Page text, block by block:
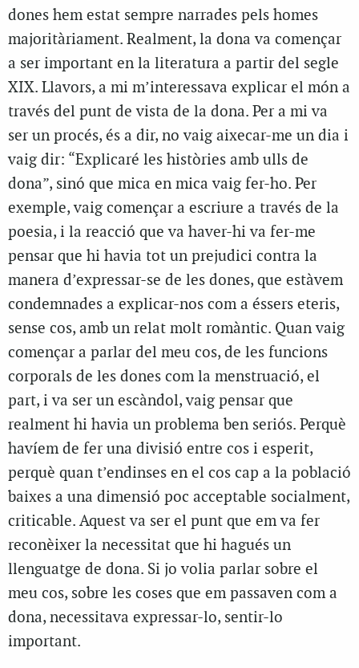
dones hem estat sempre narrades pels homes
majoritàriament. Realment, la dona va començar
a ser important en la literatura a partir del segle
XIX. Llavors, a mi m’interessava explicar el món a
través del punt de vista de la dona. Per a mi va
ser un procés, és a dir, no vaig aixecar-me un dia i
vaig dir: “Explicaré les històries amb ulls de
dona”, sinó que mica en mica vaig fer-ho. Per
exemple, vaig començar a escriure a través de la
poesia, i la reacció que va haver-hi va fer-me
pensar que hi havia tot un prejudici contra la
manera d’expressar-se de les dones, que estàvem
condemnades a explicar-nos com a éssers eteris,
sense cos, amb un relat molt romàntic. Quan vaig
començar a parlar del meu cos, de les funcions
corporals de les dones com la menstruació, el
part, i va ser un escàndol, vaig pensar que
realment hi havia un problema ben seriós. Perquè
havíem de fer una divisió entre cos i esperit,
perquè quan t’endinses en el cos cap a la població
baixes a una dimensió poc acceptable socialment,
criticable. Aquest va ser el punt que em va fer
reconèixer la necessitat que hi hagués un
llenguatge de dona. Si jo volia parlar sobre el
meu cos, sobre les coses que em passaven com a
dona, necessitava expressar-lo, sentir-lo
important.